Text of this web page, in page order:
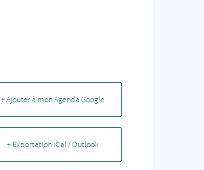
+ Ajouter à mon Agenda Google
+ Exportation iCal / Outlook